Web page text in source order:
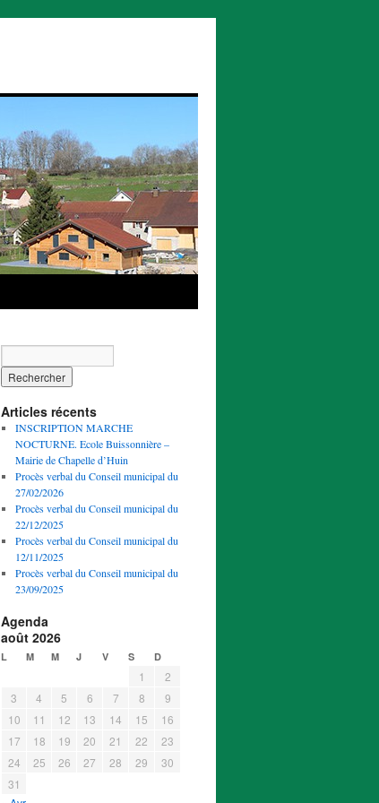
Articles récents
INSCRIPTION MARCHE
NOCTURNE. Ecole Buissonnière –
Mairie de Chapelle d’Huin
Procès verbal du Conseil municipal du
27/02/2026
Procès verbal du Conseil municipal du
22/12/2025
Procès verbal du Conseil municipal du
12/11/2025
Procès verbal du Conseil municipal du
23/09/2025
Agenda
août 2026
L M M J V S D
1
2
3
4 5 6 7 8
9
10
11 12 13 14 15
16
17
18 19 20 21 22
23
24
25 26 27 28 29
30
31